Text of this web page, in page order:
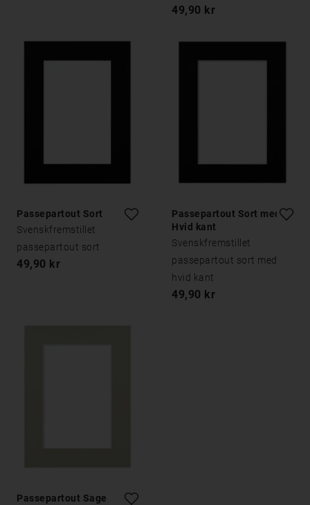
49,90 kr
Passepartout Sort
Svenskfremstillet
passepartout sort
49,90 kr
Passepartout Sort med
Hvid kant
Svenskfremstillet
passepartout sort med
hvid kant
49,90 kr
Passepartout Sage